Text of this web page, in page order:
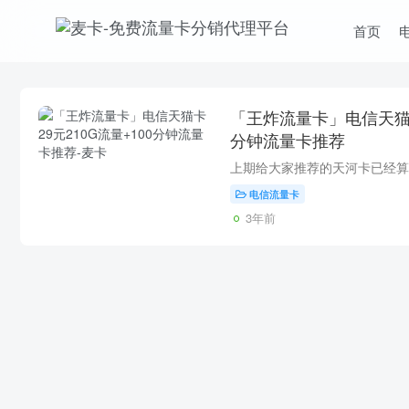
首页
「王炸流量卡」电信天
分钟流量卡推荐
电信流量卡
3年前